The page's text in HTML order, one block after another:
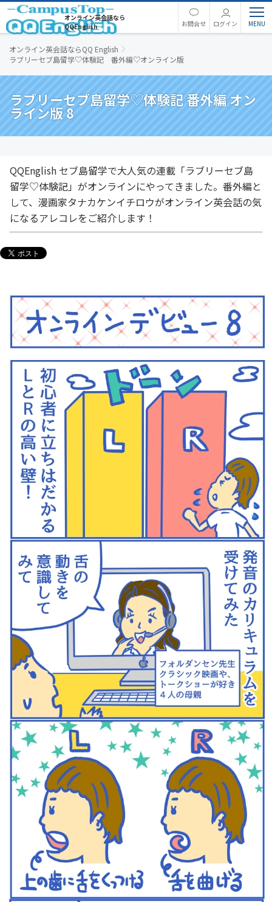
オンライン英会話なら
QQEnglish
お問合せ ログイン
オンライン英会話ならQQ English
ラブリーセブ島留学♡体験記 番外編♡オンライン版
ラブリーセブ島留学♡体験記 番外編 オン
ライン版 8
QQEnglish セブ島留学で大人気の連載「ラブリーセブ島
留学♡体験記」がオンラインにやってきました。番外編と
して、漫画家タナカケンイチロウがオンライン英会話の気
になるアレコレをご紹介します！